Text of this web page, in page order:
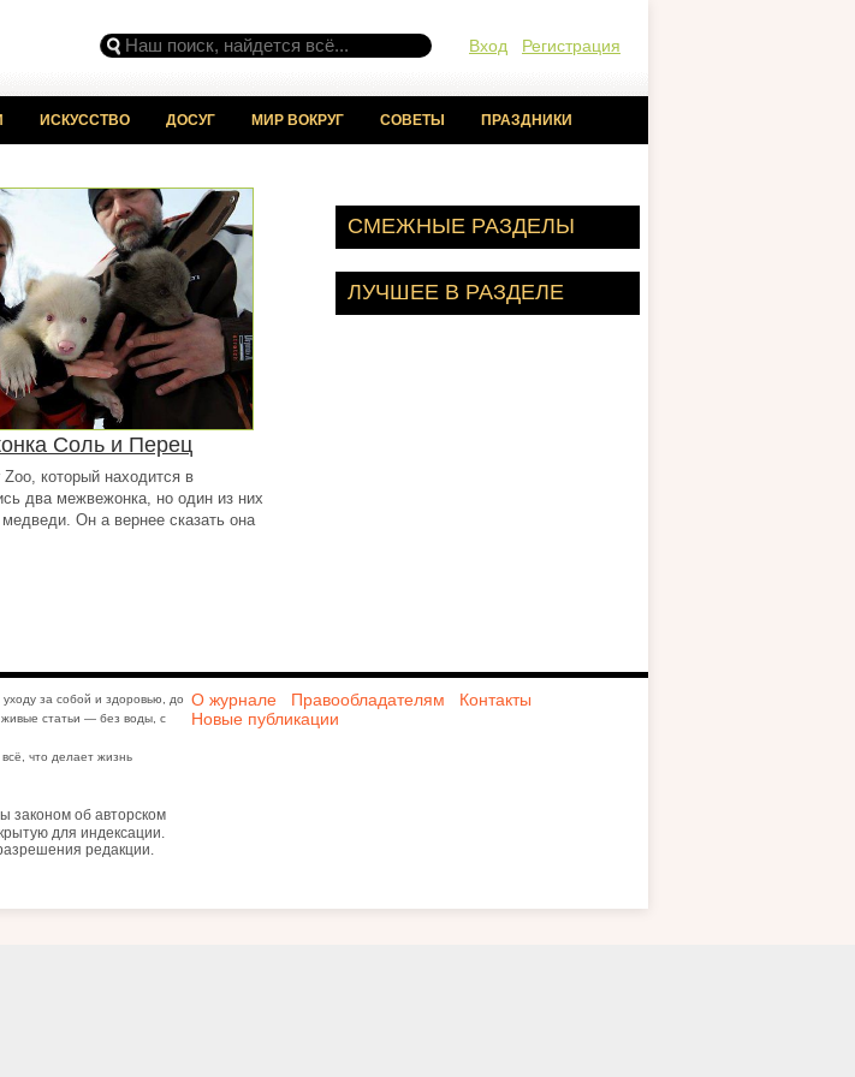
Вход Регистрация
ИСКУССТВО ДОСУГ МИР ВОКРУГ СОВЕТЫ ПРАЗДНИКИ
Соль и Перец
Zoo, который находится в
два межвежонка, но один из них
медведи. Он а вернее сказать она
СМЕЖНЫЕ РАЗДЕЛЫ
ЛУЧШЕЕ В РАЗДЕЛЕ
за собой и здоровью, до
живые статьи — без воды, с
что делает жизнь
законом об авторском
для индексации.
редакции.
О журнале Правообладателям
Контакты
Новые публикации